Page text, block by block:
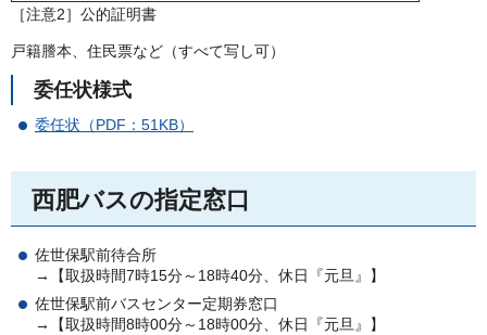
［注意2］公的証明書
戸籍謄本、住民票など（すべて写し可）
委任状様式
委任状（PDF：51KB）
西肥バスの指定窓口
佐世保駅前待合所
→【取扱時間7時15分～18時40分、休日『元旦』】
佐世保駅前バスセンター定期券窓口
→【取扱時間8時00分～18時00分、休日『元旦』】